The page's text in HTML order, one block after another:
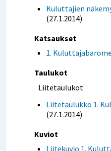
Kuluttajien
(27.1.2014)
Katsaukset
1.
Taulukot
Liitetaulukot
Liitetaulukko 1.
(27.1.2014)
Kuviot
Liitekuvio 1.